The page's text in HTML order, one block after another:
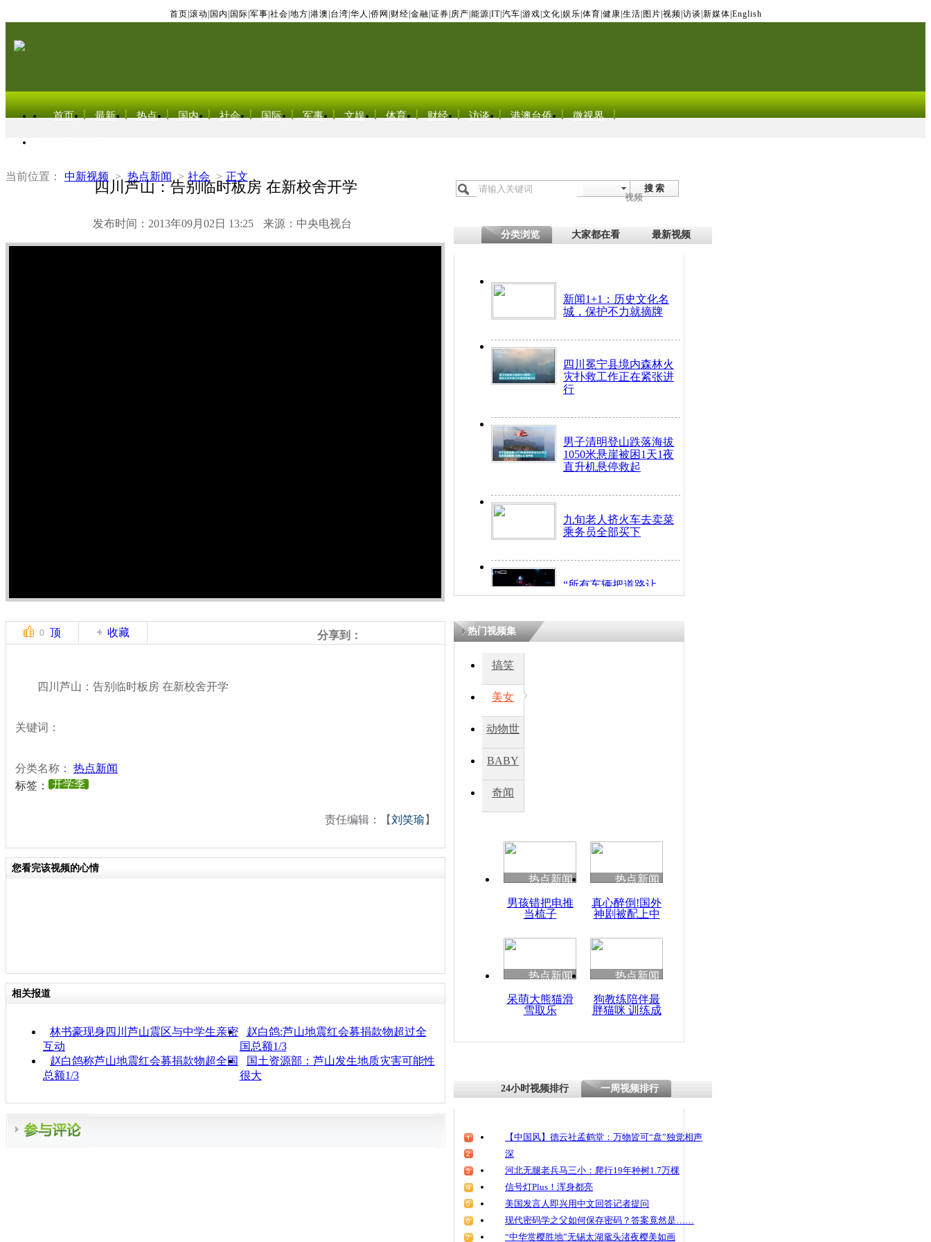
首页 滚动 国内 国际 军事 社会 地方 港澳 台湾 华人 侨网 财经 金融 证券 房产 能源 IT| 汽车 游戏 文化 娱乐 体育 健康 生活 图片 视频 访谈 新媒体 English
首页 最新 热点 国内 社会 国际 军事 文娱 体育 财经 访谈 港澳台侨 微视界
当前位置： 中新视频 > 热点新闻 > 社会 > 正文
四川芦山：告别临时板房 在新校舍开学
发布时间：2013年09月02日 13:25 来源：中央电视台
搜 索
视频
分类浏览 大家都在看 最新视频
新闻1+1：历史文化名
城，保护不力就摘牌
四川冕宁县境内森林火
灾扑救工作正在紧张进
行
男子清明登山跌落海拔
1050米悬崖被困1天1夜
直升机悬停救起
九旬老人挤火车去卖菜
乘务员全部买下
“所有车辆把道路让
开！”儿童突发疾病交
四川兴文苗乡上万人欢
度苗族花山节
清明祭英烈 哀思悼忠
四川芦山：告别临时板
0 顶 收藏 分享到：
四川芦山：告别临时板房 在新校舍开学
关键词：
分类名称： 热点新闻
标签：
开学季
责任编辑：【刘笑瑜 】
您看完该视频的心情
相关报道
林书豪现身四川芦山震区与中学生亲密
互动
赵白鸽:芦山地震红会募捐款物超过全
国总额1/3
赵白鸽称芦山地震红会募捐款物超全国
总额1/3
国土资源部：芦山发生地质灾害可能性
很大
热门视频集
搞笑
美女
动物世
BABY
秀
奇闻
热点新闻
男孩错把电推
当梳子
热点新闻
真心醉倒!国外
神剧被配上中
热点新闻
呆萌大熊猫滑
雪取乐
热点新闻
狗教练陪伴最
胖猫咪 训练成
24小时视频排行 一周视频排行
【中国风】德云社孟鹤堂：万物皆可“盘”独觉相声
深
河北无腿老兵马三小：爬行19年种树1.7万棵
信号灯Plus！浑身都亮
美国发言人即兴用中文回答记者提问
现代密码学之父如何保存密码？答案竟然是……
“中华赏樱胜地”无锡太湖鼋头渚夜樱美如画